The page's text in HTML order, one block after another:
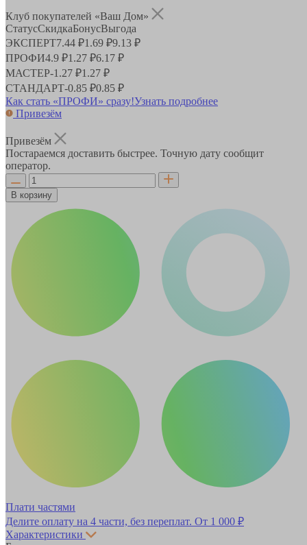
Клуб покупателей «Ваш Дом»
СтатусСкидкаБонусВыгода
ЭКСПЕРТ7.44 ₽1.69 ₽9.13 ₽
ПРОФИ4.9 ₽1.27 ₽6.17 ₽
МАСТЕР-1.27 ₽1.27 ₽
СТАНДАРТ-0.85 ₽0.85 ₽
Как стать «ПРОФИ» сразу!Узнать подробнее
Привезём
Привезём
Постараемся доставить быстрее. Точную дату сообщит
оператор.
В корзину
Плати частями
Делите оплату на 4 части, без переплат. От 1 000 ₽
Характеристики